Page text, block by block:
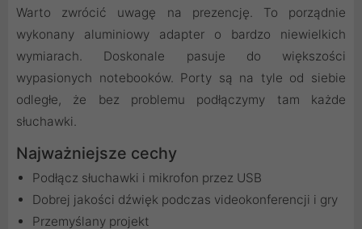
Warto zwrócić uwagę na prezencję. To porządnie
wykonany aluminiowy adapter o bardzo niewielkich
wymiarach. Doskonale pasuje do większości
wypasionych notebooków. Porty są na tyle od siebie
odległe, że bez problemu podłączymy tam każde
słuchawki.
Najważniejsze cechy
Podłącz słuchawki i mikrofon przez USB
Dobrej jakości dźwięk podczas videokonferencji i gry
Przemyślany projekt